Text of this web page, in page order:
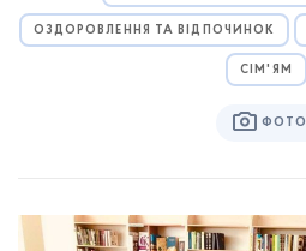
ОЗДОРОВЛЕННЯ ТА ВІДПОЧИНОК
СІМ'ЯМ
ФОТО